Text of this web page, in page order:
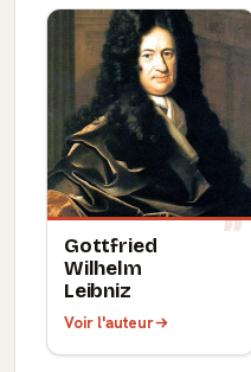
Gottfried
Wilhelm
Leibniz
Voir l'auteur